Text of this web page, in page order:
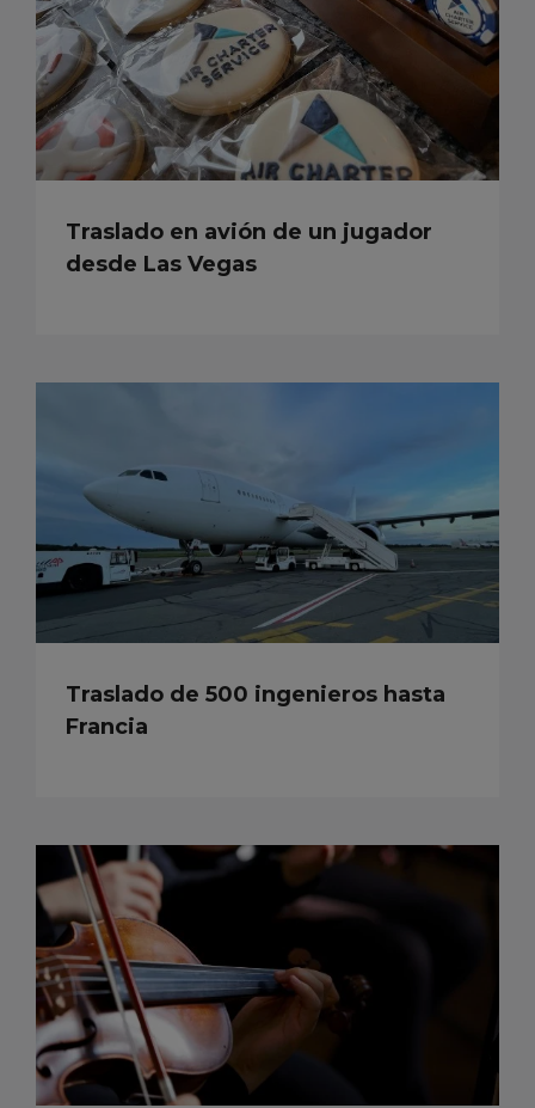
Traslado en avión de un jugador
desde Las Vegas
Traslado de 500 ingenieros hasta
Francia